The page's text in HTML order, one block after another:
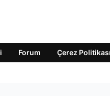
Forum Çerez Politikası